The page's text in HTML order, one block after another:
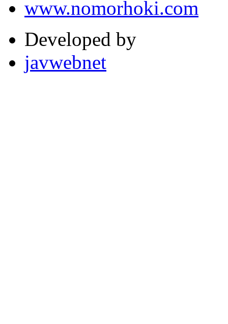
www.nomorhoki.com
Developed by
javwebnet